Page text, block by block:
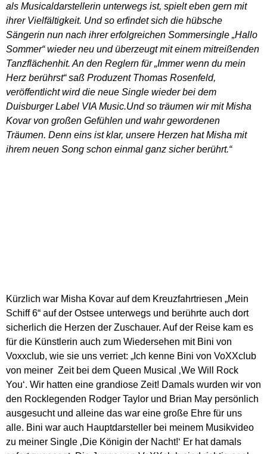
als Musicaldarstellerin unterwegs ist, spielt eben gern mit
ihrer Vielfältigkeit. Und so erfindet sich die hübsche
Sängerin nun nach ihrer erfolgreichen Sommersingle „Hallo
Sommer“ wieder neu und überzeugt mit einem mitreißenden
Tanzflächenhit. An den Reglern für „Immer wenn du mein
Herz berührst“ saß Produzent Thomas Rosenfeld,
veröffentlicht wird die neue Single wieder bei dem
Duisburger Label VIA Music.Und so träumen wir mit Misha
Kovar von großen Gefühlen und wahr gewordenen
Träumen. Denn eins ist klar, unsere Herzen hat Misha mit
ihrem neuen Song schon einmal ganz sicher berührt.“
Kürzlich war Misha Kovar auf dem Kreuzfahrtriesen „Mein
Schiff 6“ auf der Ostsee unterwegs und berührte auch dort
sicherlich die Herzen der Zuschauer. Auf der Reise kam es
für die Künstlerin auch zum Wiedersehen mit Bini von
Voxxclub, wie sie uns verriet: „Ich kenne Bini von VoXXclub
von meiner Zeit bei dem Queen Musical ‚We Will Rock
You‘. Wir hatten eine grandiose Zeit! Damals wurden wir von
den Rocklegenden Rodger Taylor und Brian May persönlich
ausgesucht und alleine das war eine große Ehre für uns
alle. Bini war auch Hauptdarsteller bei meinem Musikvideo
zu meiner Single ‚Die Königin der Nacht!‘ Er hat damals